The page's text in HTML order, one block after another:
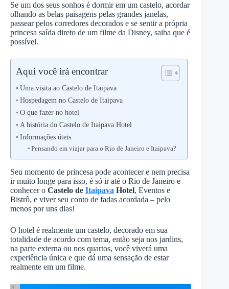
Se um dos seus sonhos é dormir em um castelo, acordar
olhando as belas paisagens pelas grandes janelas,
passear pelos corredores decorados e se sentir a própria
princesa saída direto de um filme da Disney, saiba que é
possível.
Aqui você irá encontrar
Uma visita ao Castelo de Itaipava
Hospedagem no Castelo de Itaipava
O que fazer no hotel
A história do Castelo de Itaipava Hotel
Informações úteis
Pensando em viajar para o Rio de Janeiro e Itaipava?
Seu momento de princesa pode acontecer e nem precisa
ir muito longe para isso, é só ir até o Rio de Janeiro e
conhecer o Castelo de Itaipava Hotel, Eventos e
Bistrô, e viver seu conto de fadas acordada – pelo
menos por uns dias!
O hotel é realmente um castelo, decorado em sua
totalidade de acordo com tema, então seja nos jardins,
na parte externa ou nos quartos, você viverá uma
experiência única e que dá uma sensação de estar
realmente em um filme.